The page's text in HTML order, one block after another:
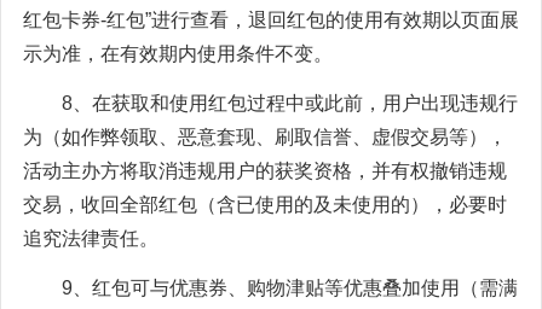
红包卡券-红包”进行查看，退回红包的使用有效期以页面展
示为准，在有效期内使用条件不变。
8、在获取和使用红包过程中或此前，用户出现违规行
为（如作弊领取、恶意套现、刷取信誉、虚假交易等），
活动主办方将取消违规用户的获奖资格，并有权撤销违规
交易，收回全部红包（含已使用的及未使用的），必要时
追究法律责任。
9、红包可与优惠券、购物津贴等优惠叠加使用（需满